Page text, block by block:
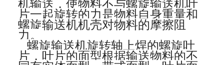
机输送，使物料不与螺旋输送机叶
片一起旋转的力是物料自身重量和
螺旋输送机机壳对物料的摩擦阻
力。
螺旋输送机旋转轴上焊的螺旋叶
片，叶片的面型根据输送物料的不